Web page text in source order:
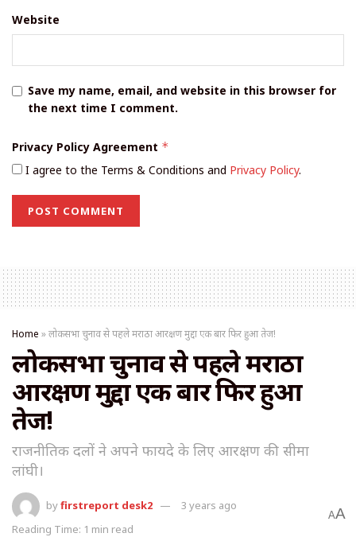
Website
Save my name, email, and website in this browser for
the next time I comment.
Privacy Policy Agreement *
I agree to the Terms & Conditions and Privacy Policy.
Home »लोकसभा चुनाव से पहले मराठा आरक्षण मुद्दा एक बार फिर हुआ तेज!
लोकसभा चुनाव से पहले मराठा
आरक्षण मुद्दा एक बार फिर हुआ
तेज!
राजनीतिक दलों ने अपने फायदे के लिए आरक्षण की सीमा
लांघी।
byfirstreport desk2
3 years ago
Reading Time: 1 min read
AA